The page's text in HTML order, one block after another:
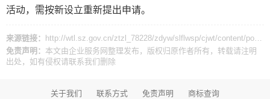
活动，需按新设立重新提出申请。
来源链接：
http://wtl.sz.gov.cn/ztzl_78228/zdyw/slflwsp/cjwt/content/post_9602684.html
免责声明： 本文由企业服务网 整理发布，版权归原作者所有，转载请注明
出处，如有侵权请 联系我们删除
关于我们 联系方式 免责声明 商标查询